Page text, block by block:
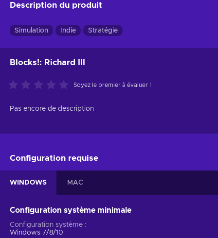
Description du produit
Simulation Indie Stratégie
Blocks!: Richard III
Soyez le premier à évaluer !
Pas encore de description
Configuration requise
WINDOWS MAC
Configuration système minimale
Configuration système
Windows 7/8/10